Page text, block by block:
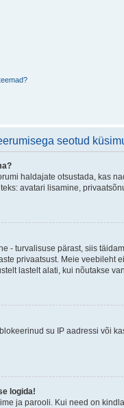
seotud
haldajate otsustada, kas
avatari lisamine,
- turvalisuse pärast, siis
privaatsust. Meie veebileht
lastelt alati, kui nõutakse
su IP aadressi või
logida!
ja parooli. Kui need on